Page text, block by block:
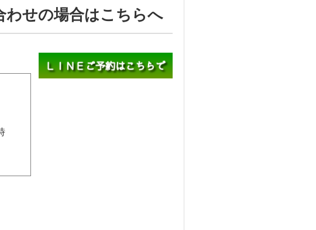
わせの場合はこちらへ